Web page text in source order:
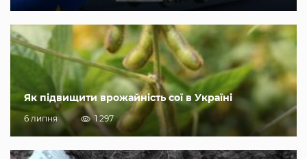
Як підвищити врожайність сої в Україні
6 липня 1 297